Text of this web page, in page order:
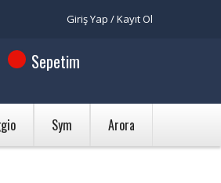
Giriş Yap / Kayıt Ol
Sepetim
Sym Arora